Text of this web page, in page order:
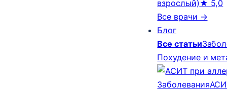
взрослый) ★ 5,0
Все врачи →
Блог
Все статьи
Похудение и
Заболевания